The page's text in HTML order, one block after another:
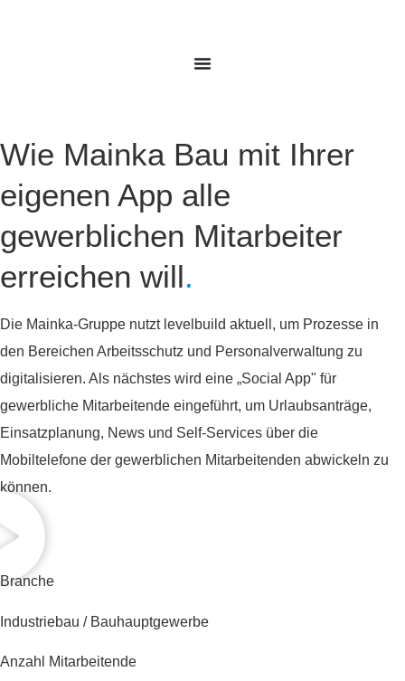
Wie Mainka Bau mit Ihrer
eigenen App alle
gewerblichen Mitarbeiter
erreichen will.
Die Mainka‑Gruppe nutzt levelbuild aktuell, um Prozesse in
den Bereichen Arbeitsschutz und Personalverwaltung zu
digitalisieren. Als nächstes wird eine „Social App" für
gewerbliche Mitarbeitende eingeführt, um Urlaubsanträge,
Einsatzplanung, News und Self‑Services über die
Mobiltelefone der gewerblichen Mitarbeitenden abwickeln zu
können.
Branche
Industriebau / Bauhauptgewerbe
Anzahl Mitarbeitende